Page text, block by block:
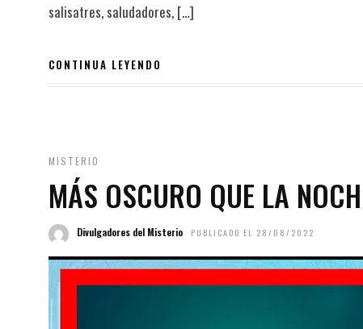
salisatres, saludadores, […]
CONTINUA LEYENDO
MISTERIO
MÁS OSCURO QUE LA
Divulgadores del Misterio PUBLICADO EL 28/08/2022